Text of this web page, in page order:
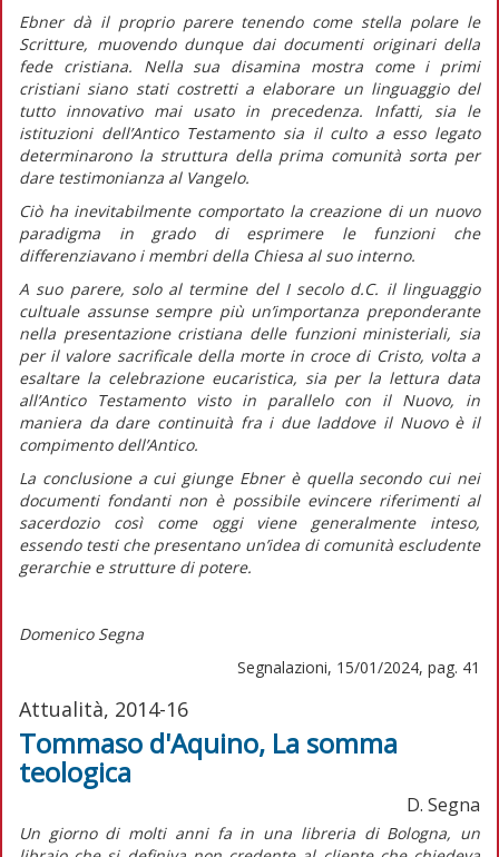
Ebner dà il proprio parere tenendo come stella polare le
Scritture, muovendo dunque dai documenti originari della
fede cristiana. Nella sua disamina mostra come i primi
cristiani siano stati costretti a elaborare un linguaggio del
tutto innovativo mai usato in precedenza. Infatti, sia le
istituzioni dell’Antico Testamento sia il culto a esso legato
determinarono la struttura della prima comunità sorta per
dare testimonianza al Vangelo.
Ciò ha inevitabilmente comportato la creazione di un nuovo
paradigma in grado di esprimere le funzioni che
differenziavano i membri della Chiesa al suo interno.
A suo parere, solo al termine del I secolo d.C. il linguaggio
cultuale assunse sempre più un’importanza preponderante
nella presentazione cristiana delle funzioni ministeriali, sia
per il valore sacrificale della morte in croce di Cristo, volta a
esaltare la celebrazione eucaristica, sia per la lettura data
all’Antico Testamento visto in parallelo con il Nuovo, in
maniera da dare continuità fra i due laddove il Nuovo è il
compimento dell’Antico.
La conclusione a cui giunge Ebner è quella secondo cui nei
documenti fondanti non è possibile evincere riferimenti al
sacerdozio così come oggi viene generalmente inteso,
essendo testi che presentano un’idea di comunità escludente
gerarchie e strutture di potere.
Domenico Segna
Segnalazioni, 15/01/2024, pag. 41
Attualità, 2014-16
Tommaso d'Aquino, La somma
teologica
D. Segna
Un giorno di molti anni fa in una libreria di Bologna, un